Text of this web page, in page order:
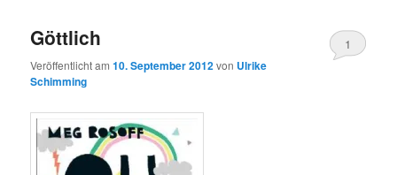
Göttlich
Veröffentlicht am10. September 2012von Ulrike
Schimming
1